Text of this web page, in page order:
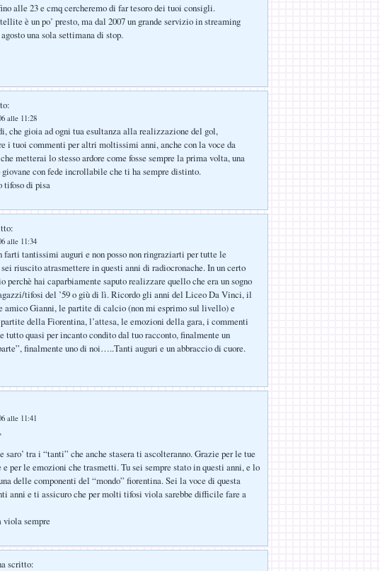
alle 23 e cmq cercheremo di far tesoro dei tuoi consigli.
è un po’ presto, ma dal 2007 un grande servizio in streaming
una sola settimana di stop.
alle 11:28
che gioia ad ogni tua esultanza alla realizzazione del gol,
i tuoi commenti per altri moltissimi anni, anche con la voce da
metterai lo stesso ardore come fosse sempre la prima volta, una
con fede incrollabile che ti ha sempre distinto.
tifoso di pisa
alle 11:34
farti tantissimi auguri e non posso non ringraziarti per tutte le
riuscito atrasmettere in questi anni di radiocronache. In un certo
perchè hai caparbiamente saputo realizzare quello che era un sogno
tifosi del ’59 o giù di lì. Ricordo gli anni del Liceo Da Vinci, il
amico Gianni, le partite di calcio (non mi esprimo sul livello) e
della Fiorentina, l’attesa, le emozioni della gara, i commenti
tutto quasi per incanto condito dal tuo racconto, finalmente un
finalmente uno di noi…..Tanti auguri e un abbraccio di cuore.
alle 11:41
saro’ tra i “tanti” che anche stasera ti ascolteranno. Grazie per le tue
e per le emozioni che trasmetti. Tu sei sempre stato in questi anni, e lo
delle componenti del “mondo” fiorentina. Sei la voce di questa
anni e ti assicuro che per molti tifosi viola sarebbe difficile fare a
viola sempre
scritto: